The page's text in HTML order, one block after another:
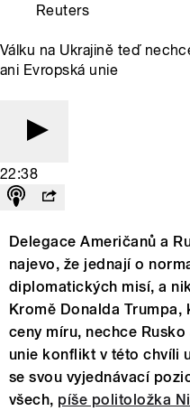
Reuters
Válku na Ukrajině teď
ani Evropská unie
22:38
Delegace Američanů a
najevo, že jednají o
diplomatických misí, a
Kromě Donalda
ceny míru, nechce
unie konflikt v této chvíli
se svou vyjednávací
všech, píše politoložka